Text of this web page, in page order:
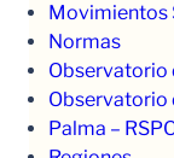
Movimientos
Normas
Observatorio
Observatorio
Palma –